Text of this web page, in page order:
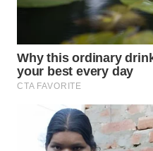
WN
SEMARANG
SOLO